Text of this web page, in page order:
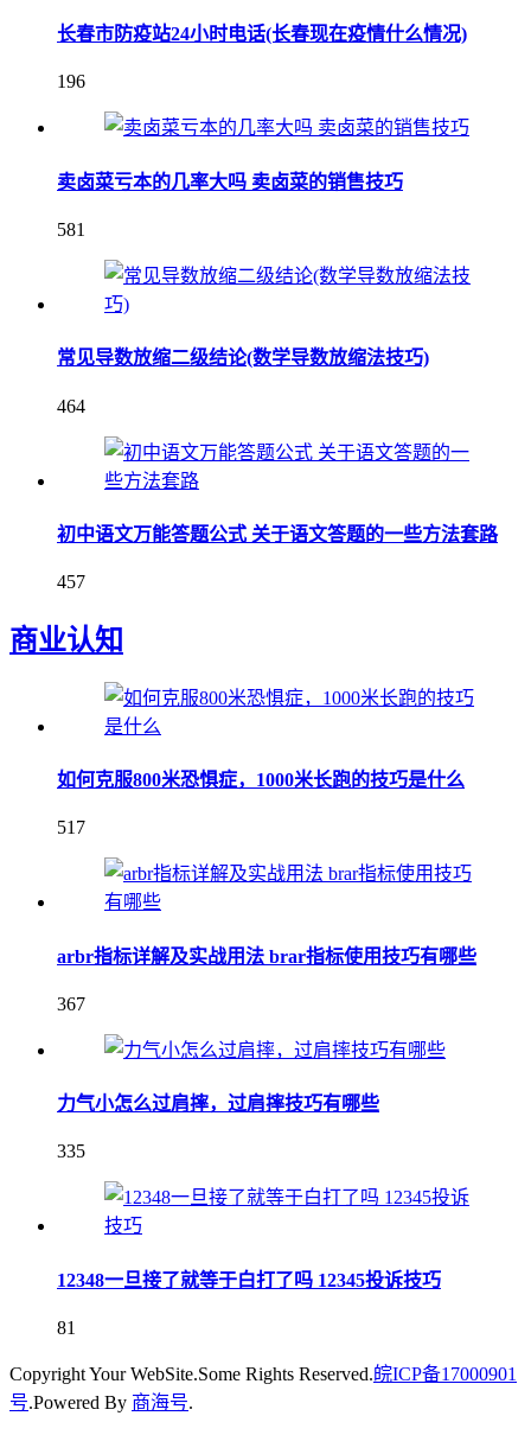
长春市防疫站24小时电话(长春现在疫情什么情况)
196
卖卤菜亏本的几率大吗 卖卤菜的销售技巧
581
常见导数放缩二级结论(数学导数放缩法技巧)
464
初中语文万能答题公式 关于语文答题的一些方法套路
457
商业认知
如何克服800米恐惧症，1000米长跑的技巧是什么
517
arbr指标详解及实战用法 brar指标使用技巧有哪些
367
力气小怎么过肩摔，过肩摔技巧有哪些
335
12348一旦接了就等于白打了吗 12345投诉技巧
81
Copyright Your WebSite.Some Rights Reserved.皖ICP备17000901
号.Powered By 商海号.